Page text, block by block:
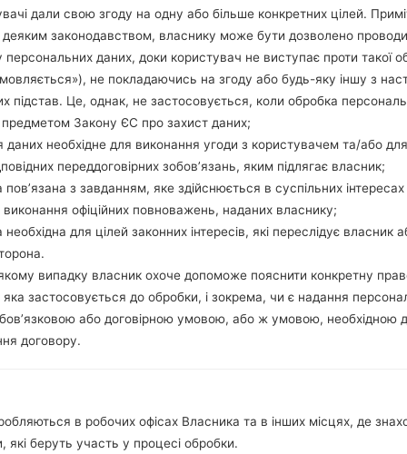
Апаратне забезпечення
-
-
-
42MB
microSD, до 16 GB(виділений
Мережа та дані
1 Міні SIM
-
-
Дисплей
2.0 in
TFT
240 x 320 пікселів (~200
Так
Інтерфейси
дали свою згоду на одну або більше конкретних цілей.
деяким законодавством, власнику може бути дозволено
персональних даних, доки користувач не виступає проти такої
не покладаючись на згоду або будь-яку іншу з
підстав. Це, однак, не застосовується, коли обробка
предметом Закону ЄС про захист даних;
даних необхідне для виконання угоди з користувачем та/або
переддоговірних зобов’язань, яким підлягає власник;
пов’язана з завданням, яке здійснюється в суспільних
виконання офіційних повноважень, наданих власнику;
необхідна для цілей законних інтересів, які переслідує власник
випадку власник охоче допоможе пояснити конкретну
застосовується до обробки, і зокрема, чи є надання
або договірною умовою, або ж умовою, необхідною
договору.
в робочих офісах Власника та в інших місцях, де
які беруть участь у процесі обробки.